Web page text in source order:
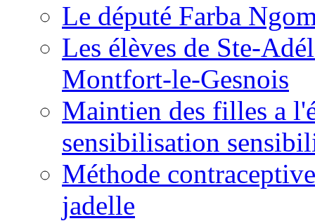
Le député Farba
Les élèves de Ste-
Montfort-le-Gesnois
Maintien des filles a
sensibilisation
Méthode
jadelle